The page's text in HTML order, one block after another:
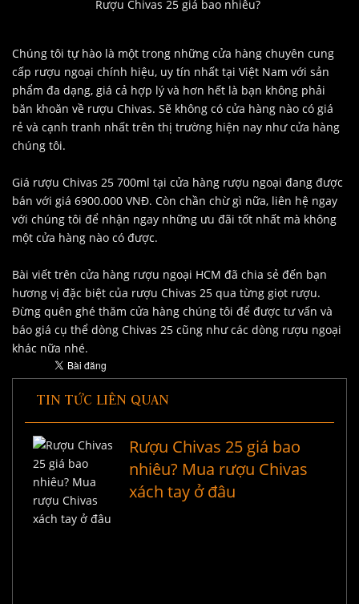
Rượu Chivas 25 giá bao nhiêu?
Chúng tôi tự hào là một trong những cửa hàng chuyên cung
cấp rượu ngoại chính hiệu, uy tín nhất tại Việt Nam với sản
phẩm đa dạng, giá cả hợp lý và hơn hết là bạn không phải
băn khoăn về rượu Chivas. Sẽ không có cửa hàng nào có giá
rẻ và cạnh tranh nhất trên thị trường hiện nay như cửa hàng
chúng tôi.
Giá rượu Chivas 25 700ml tại cửa hàng rượu ngoại đang được
bán với giá 6900.000 VNĐ. Còn chần chừ gì nữa, liên hệ ngay
với chúng tôi để nhận ngay những ưu đãi tốt nhất mà không
một cửa hàng nào có được.
Bài viết trên cửa hàng rượu ngoại HCM đã chia sẻ đến bạn
hương vị đặc biệt của rượu Chivas 25 qua từng giọt rượu.
Đừng quên ghé thăm cửa hàng chúng tôi để được tư vấn và
báo giá cụ thể dòng Chivas 25 cũng như các dòng rượu ngoại
khác nữa nhé.
TIN TỨC LIÊN QUAN
Rượu Chivas 25 giá bao
nhiêu? Mua rượu Chivas
xách tay ở đâu